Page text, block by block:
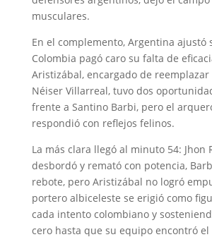
musculares.
En el complemento, Argentina ajustó
Colombia pagó caro su falta de
Aristizábal, encargado de
Néiser Villarreal, tuvo dos
frente a Santino Barbi, pero el
respondió con reflejos felinos.
La más clara llegó al minuto 54: Jhon
desbordó y remató con potencia,
rebote, pero Aristizábal no logró
portero albiceleste se erigió como
cada intento colombiano y
cero hasta que su equipo encontró